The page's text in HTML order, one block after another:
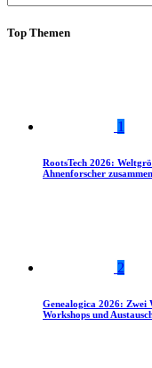
Top Themen
1
RootsTech 2026:
Ahnenforscher zusammen
2
Genealogica 2026: Zwei
Workshops und